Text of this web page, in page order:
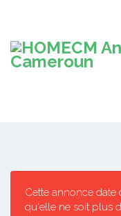
Cette annonce date
qu'elle ne soit plus